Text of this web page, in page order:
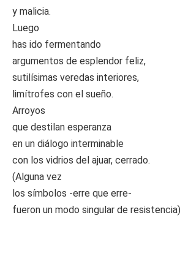
y malicia.
Luego
has ido fermentando
argumentos de esplendor feliz,
sutilísimas veredas interiores,
limítrofes con el sueño.
Arroyos
que destilan esperanza
en un diálogo interminable
con los vidrios del ajuar, cerrado.
(Alguna vez
los símbolos -erre que erre-
fueron un modo singular de